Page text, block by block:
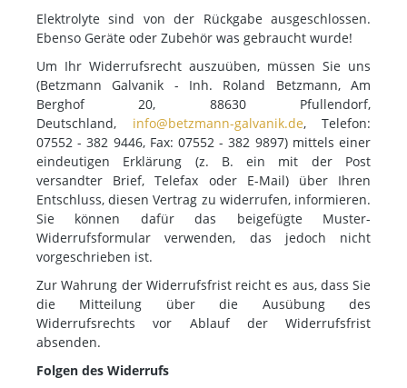
Elektrolyte sind von der Rückgabe ausgeschlossen.
Ebenso Geräte oder Zubehör was gebraucht wurde!
Um Ihr Widerrufsrecht auszuüben, müssen Sie uns
(Betzmann Galvanik - Inh. Roland Betzmann, Am
Berghof 20, 88630 Pfullendorf,
Deutschland, info@betzmann-galvanik.de, Telefon:
07552 - 382 9446, Fax: 07552 - 382 9897) mittels einer
eindeutigen Erklärung (z. B. ein mit der Post
versandter Brief, Telefax oder E-Mail) über Ihren
Entschluss, diesen Vertrag zu widerrufen, informieren.
Sie können dafür das beigefügte Muster-
Widerrufsformular verwenden, das jedoch nicht
vorgeschrieben ist.
Zur Wahrung der Widerrufsfrist reicht es aus, dass Sie
die Mitteilung über die Ausübung des
Widerrufsrechts vor Ablauf der Widerrufsfrist
absenden.
Folgen des Widerrufs